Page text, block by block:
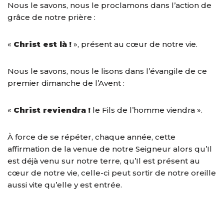
Nous le savons, nous le proclamons dans l’action de
grâce de notre prière :
« Christ est là ! », présent au cœur de notre vie.
Nous le savons, nous le lisons dans l’évangile de ce
premier dimanche de l’Avent :
« Christ reviendra ! le Fils de l’homme viendra ».
À force de se répéter, chaque année, cette
affirmation de la venue de notre Seigneur alors qu’Il
est déjà venu sur notre terre, qu’Il est présent au
cœur de notre vie, celle-ci peut sortir de notre oreille
aussi vite qu’elle y est entrée.